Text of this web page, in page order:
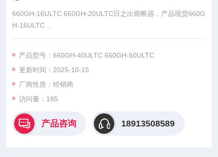
660GH-16ULTC 660GH-20ULTC日之出熔断器，产品现货660G
H-16ULTC
660GH-20ULTC 660GH-25ULTC 660GH-32ULTC 660GH-40U
660GH-50ULTC 660GH-63ULTC 660GH-80ULTC,能用于变压
器保护用、电动机保护等多种类型。
产品型号：660GH-40ULTC 660GH-50ULTC
更新时间：2025-10-15
厂商性质：经销商
访问量：185
产品咨询 18913508589